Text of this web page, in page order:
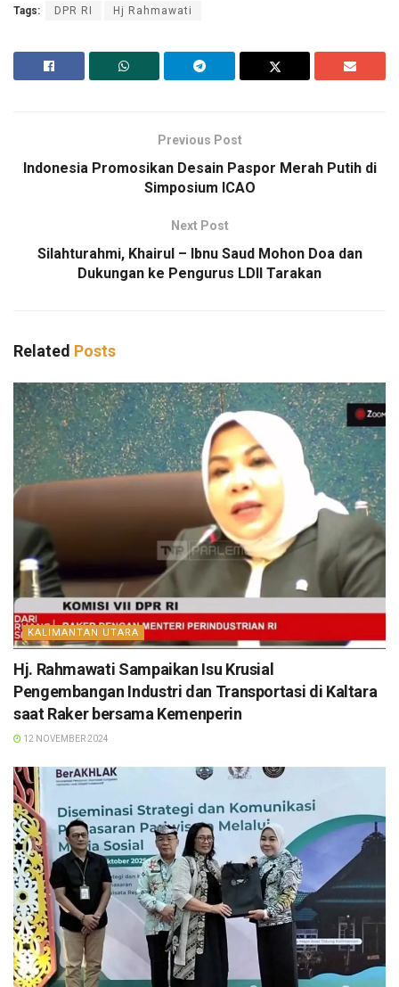
Tags: DPR RI Hj Rahmawati
Previous Post
Indonesia Promosikan Desain Paspor Merah Putih di
Simposium ICAO
Next Post
Silahturahmi, Khairul – Ibnu Saud Mohon Doa dan
Dukungan ke Pengurus LDII Tarakan
Related Posts
KALIMANTAN UTARA
Hj. Rahmawati Sampaikan Isu Krusial
Pengembangan Industri dan Transportasi di Kaltara
saat Raker bersama Kemenperin
12 NOVEMBER 2024